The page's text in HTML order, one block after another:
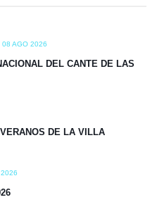
08 AGO 2026
DEL CANTE DE LAS
DE LA VILLA